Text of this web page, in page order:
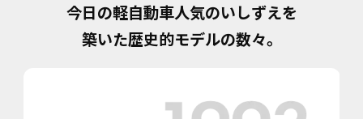
今日の軽自動車人気のいしずえを
築いた歴史的モデルの数々。